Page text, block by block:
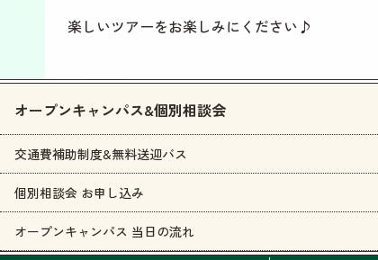
楽しいツアーをお楽しみにください♪
オープンキャンパス&個別相談会
交通費補助制度&無料送迎バス
個別相談会 お申し込み
オープンキャンパス 当日の流れ